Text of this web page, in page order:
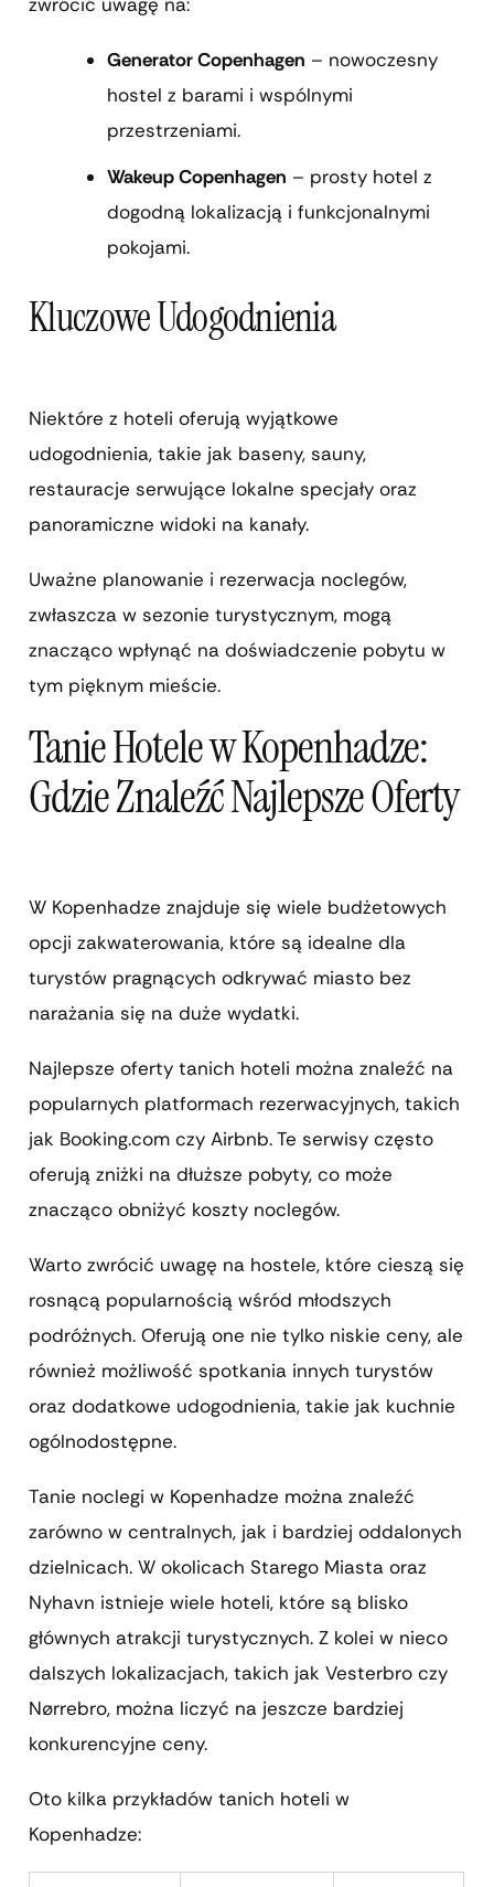
Generator Copenhagen – nowoczesny
hostel z barami i wspólnymi
przestrzeniami.
Wakeup Copenhagen – prosty hotel z
dogodną lokalizacją i funkcjonalnymi
pokojami.
Kluczowe Udogodnienia
Niektóre z hoteli oferują wyjątkowe
udogodnienia, takie jak baseny, sauny,
restauracje serwujące lokalne specjały oraz
panoramiczne widoki na kanały.
Uważne planowanie i rezerwacja noclegów,
zwłaszcza w sezonie turystycznym, mogą
znacząco wpłynąć na doświadczenie pobytu w
tym pięknym mieście.
Tanie Hotele w Kopenhadze:
Gdzie Znaleźć Najlepsze Oferty
W Kopenhadze znajduje się wiele budżetowych
opcji zakwaterowania, które są idealne dla
turystów pragnących odkrywać miasto bez
narażania się na duże wydatki.
Najlepsze oferty tanich hoteli można znaleźć na
popularnych platformach rezerwacyjnych, takich
jak Booking.com czy Airbnb. Te serwisy często
oferują zniżki na dłuższe pobyty, co może
znacząco obniżyć koszty noclegów.
Warto zwrócić uwagę na hostele, które cieszą się
rosnącą popularnością wśród młodszych
podróżnych. Oferują one nie tylko niskie ceny, ale
również możliwość spotkania innych turystów
oraz dodatkowe udogodnienia, takie jak kuchnie
ogólnodostępne.
Tanie noclegi w Kopenhadze można znaleźć
zarówno w centralnych, jak i bardziej oddalonych
dzielnicach. W okolicach Starego Miasta oraz
Nyhavn istnieje wiele hoteli, które są blisko
głównych atrakcji turystycznych. Z kolei w nieco
dalszych lokalizacjach, takich jak Vesterbro czy
Nørrebro, można liczyć na jeszcze bardziej
konkurencyjne ceny.
Oto kilka przykładów tanich hoteli w
Kopenhadze: